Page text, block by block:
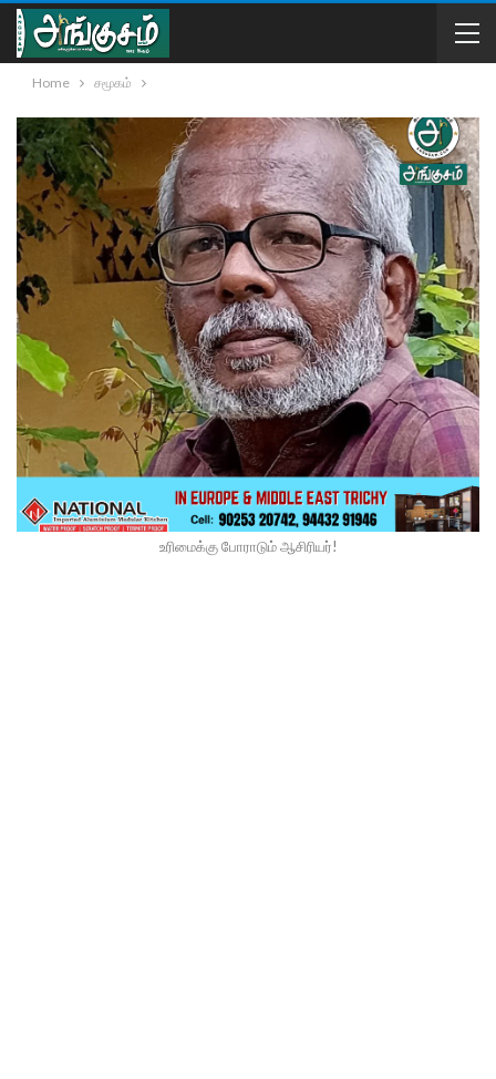
Home சமூகம்
உரிமைக்கு போராடும் ஆசிரியர்!